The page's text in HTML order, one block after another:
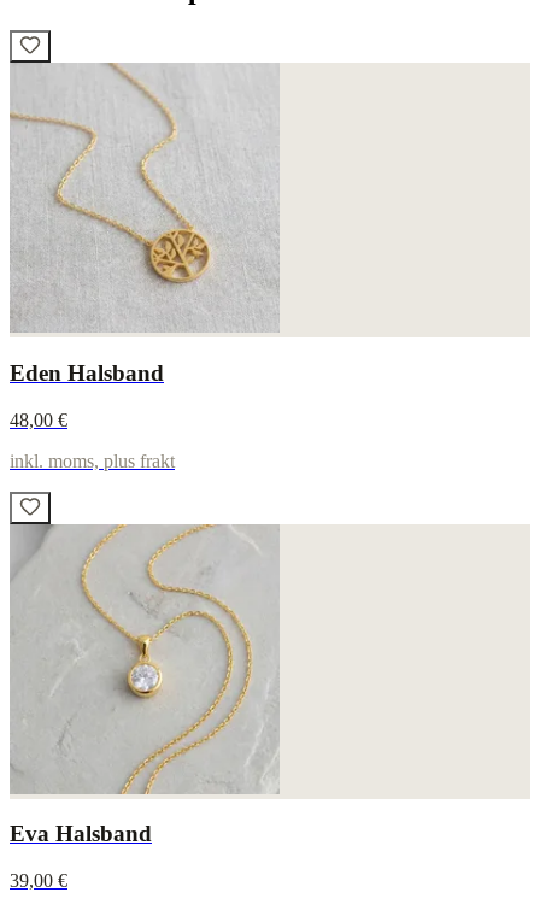
Eden Halsband
48,00 €
inkl. moms, plus frakt
Eva Halsband
39,00 €